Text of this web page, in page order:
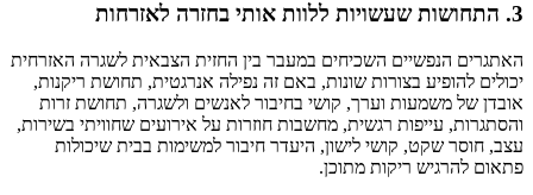
3. התחושות שעשויות ללוות אותי בחזרה לאזרחות
האתגרים הנפשיים השכיחים במעבר בין החזית הצבאית לשגרה האזרחית
יכולים להופיע בצורות שונות, באם זה נפילה אנרגטית, תחושת ריקנות,
אובדן של משמעות וערך, קושי בחיבור לאנשים ולשגרה, תחושת זרות
והסתגרות, עייפות רגשית, מחשבות חוזרות על אירועים שחוויתי בשירות,
עצב, חוסר שקט, קושי לישון, היעדר חיבור למשימות בבית שיכולות
פתאום להרגיש ריקות מתוכן.